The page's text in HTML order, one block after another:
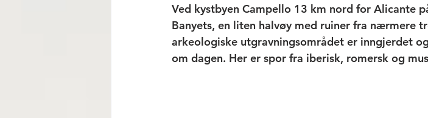
Ved kystbyen Campello 13 km nord for Alicante
Banyets, en liten halvøy med ruiner fra nærmere
arkeologiske utgravningsområdet er inngjerdet
om dagen. Her er spor fra iberisk, romersk og